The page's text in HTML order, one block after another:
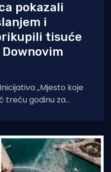
pokazali
i
tisuće
„Mjesto koje
treću godinu za